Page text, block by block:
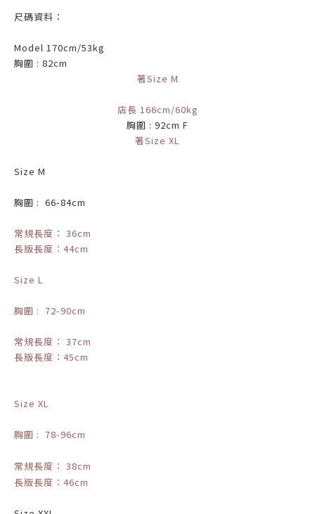
尺碼資料：
Model 170cm/53kg
胸圍 : 82cm
著Size M
店長 166cm/60kg
胸圍 : 92cm F
著Size XL
Size M
胸圍 : 66-84cm
常規長度： 36cm
長版長度：44cm
Size L
胸圍 : 72-90cm
常規長度： 37cm
長版長度：45cm
Size XL
胸圍 : 78-96cm
常規長度： 38cm
長版長度：46cm